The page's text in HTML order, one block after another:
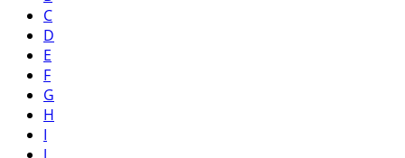
C
D
E
F
G
H
I